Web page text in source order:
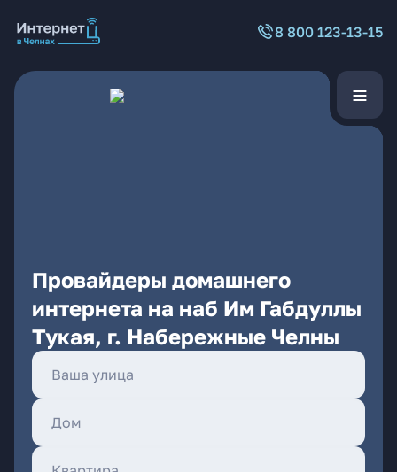
8 800 123-13-15
Провайдеры домашнего
интернета на наб Им Габдуллы
Тукая, г. Набережные Челны